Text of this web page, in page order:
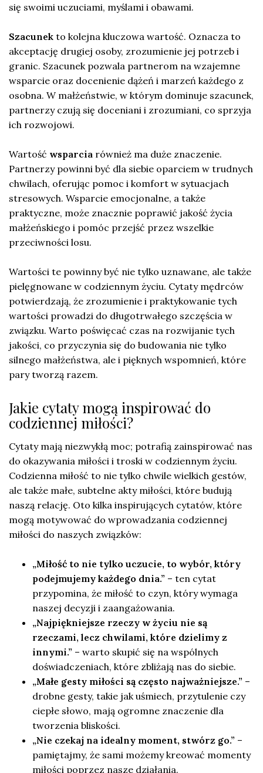
się swoimi uczuciami, myślami i obawami.
Szacunek to kolejna kluczowa wartość. Oznacza to
akceptację drugiej osoby, zrozumienie jej potrzeb i
granic. Szacunek pozwala partnerom na wzajemne
wsparcie oraz docenienie dążeń i marzeń każdego z
osobna. W małżeństwie, w którym dominuje szacunek,
partnerzy czują się doceniani i zrozumiani, co sprzyja
ich rozwojowi.
Wartość wsparcia również ma duże znaczenie.
Partnerzy powinni być dla siebie oparciem w trudnych
chwilach, oferując pomoc i komfort w sytuacjach
stresowych. Wsparcie emocjonalne, a także
praktyczne, może znacznie poprawić jakość życia
małżeńskiego i pomóc przejść przez wszelkie
przeciwności losu.
Wartości te powinny być nie tylko uznawane, ale także
pielęgnowane w codziennym życiu. Cytaty mędrców
potwierdzają, że zrozumienie i praktykowanie tych
wartości prowadzi do długotrwałego szczęścia w
związku. Warto poświęcać czas na rozwijanie tych
jakości, co przyczynia się do budowania nie tylko
silnego małżeństwa, ale i pięknych wspomnień, które
pary tworzą razem.
Jakie cytaty mogą inspirować do
codziennej miłości?
Cytaty mają niezwykłą moc; potrafią zainspirować nas
do okazywania miłości i troski w codziennym życiu.
Codzienna miłość to nie tylko chwile wielkich gestów,
ale także małe, subtelne akty miłości, które budują
naszą relację. Oto kilka inspirujących cytatów, które
mogą motywować do wprowadzania codziennej
miłości do naszych związków:
„Miłość to nie tylko uczucie, to wybór, który
podejmujemy każdego dnia.” – ten cytat
przypomina, że miłość to czyn, który wymaga
naszej decyzji i zaangażowania.
„Najpiękniejsze rzeczy w życiu nie są
rzeczami, lecz chwilami, które dzielimy z
innymi.” – warto skupić się na wspólnych
doświadczeniach, które zbliżają nas do siebie.
„Małe gesty miłości są często najważniejsze.” –
drobne gesty, takie jak uśmiech, przytulenie czy
ciepłe słowo, mają ogromne znaczenie dla
tworzenia bliskości.
„Nie czekaj na idealny moment, stwórz go.” –
pamiętajmy, że sami możemy kreować momenty
miłości poprzez nasze działania.